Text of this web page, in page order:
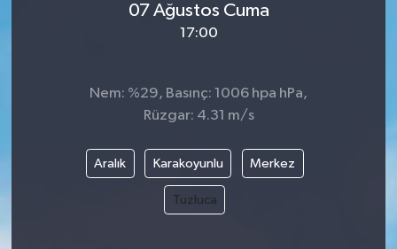
07 Ağustos Cuma
17:00
Nem: %29, Basınç: 1006 hpa hPa,
Rüzgar: 4.31 m/s
Aralık Karakoyunlu Merkez
Tuzluca